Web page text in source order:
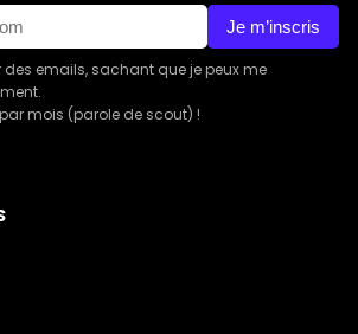
Je m’inscris
des emails, sachant que je peux me
mois (parole de scout) !